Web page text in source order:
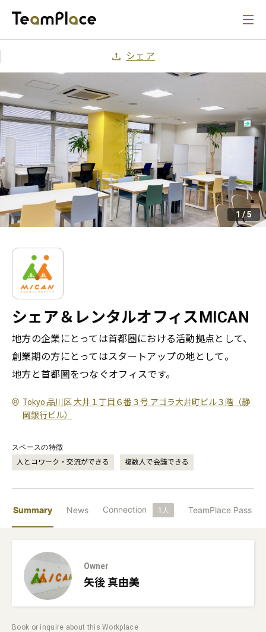
シェア
1 /5
シェア＆レンタルオフィスMICAN
地方の企業にとっては首都圏における活動拠点として、
創業期の方にとってはスタートアップの地として。
地方と首都圏をつなぐオフィスです。
Tokyo 品川区 大井１丁目６番３号 アゴラ大井町ビル３階（静
岡銀行ビル）
スペースの特徴
人とコワーク・交流ができる 複数人で会議できる
Summary News Connection 1 人 TeamPlace Pass
Owner
矢後 真由美
Book or inquire about this Workplace